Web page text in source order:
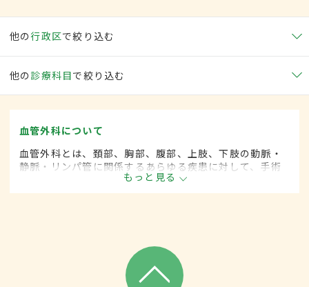
他の行政区で絞り込む
他の 診療科目で絞り込む
血管外科について
血管外科とは、頚部、胸部、腹部、上肢、下肢の動脈・
静脈・リンパ管に関係するあらゆる疾患に対して、手術
的な方法によって治療する外科の一領域で、血管系をよ
り専門としています。
もっと見る